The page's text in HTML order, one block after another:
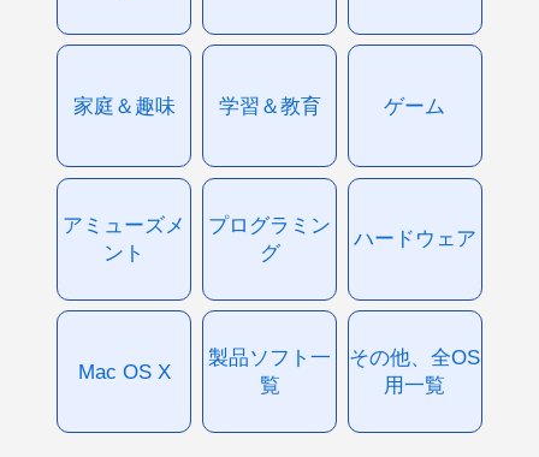
家庭＆趣味 学習＆教育 ゲーム
アミューズメ
ント
プログラミン
グ
ハードウェア
Mac OS X
製品ソフト一
覧
その他、全OS
用一覧